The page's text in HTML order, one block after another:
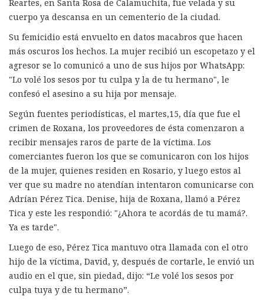
Reartes, en Santa Rosa de Calamuchita, fue velada y su
cuerpo ya descansa en un cementerio de la ciudad.
Su femicidio está envuelto en datos macabros que hacen
más oscuros los hechos. La mujer recibió un escopetazo y el
agresor se lo comunicó a uno de sus hijos por WhatsApp:
"Lo volé los sesos por tu culpa y la de tu hermano", le
confesó el asesino a su hija por mensaje.
Según fuentes periodísticas, el martes,15, día que fue el
crimen de Roxana, los proveedores de ésta comenzaron a
recibir mensajes raros de parte de la víctima. Los
comerciantes fueron los que se comunicaron con los hijos
de la mujer, quienes residen en Rosario, y luego estos al
ver que su madre no atendían intentaron comunicarse con
Adrían Pérez Tica. Denise, hija de Roxana, llamó a Pérez
Tica y este les respondió: "¿Ahora te acordás de tu mamá?.
Ya es tarde".
Luego de eso, Pérez Tica mantuvo otra llamada con el otro
hijo de la víctima, David, y, después de cortarle, le envió un
audio en el que, sin piedad, dijo: “Le volé los sesos por
culpa tuya y de tu hermano”.